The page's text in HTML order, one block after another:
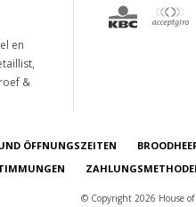
en
&
ÖFFNUNGSZEITEN
© Copyright 2026 House